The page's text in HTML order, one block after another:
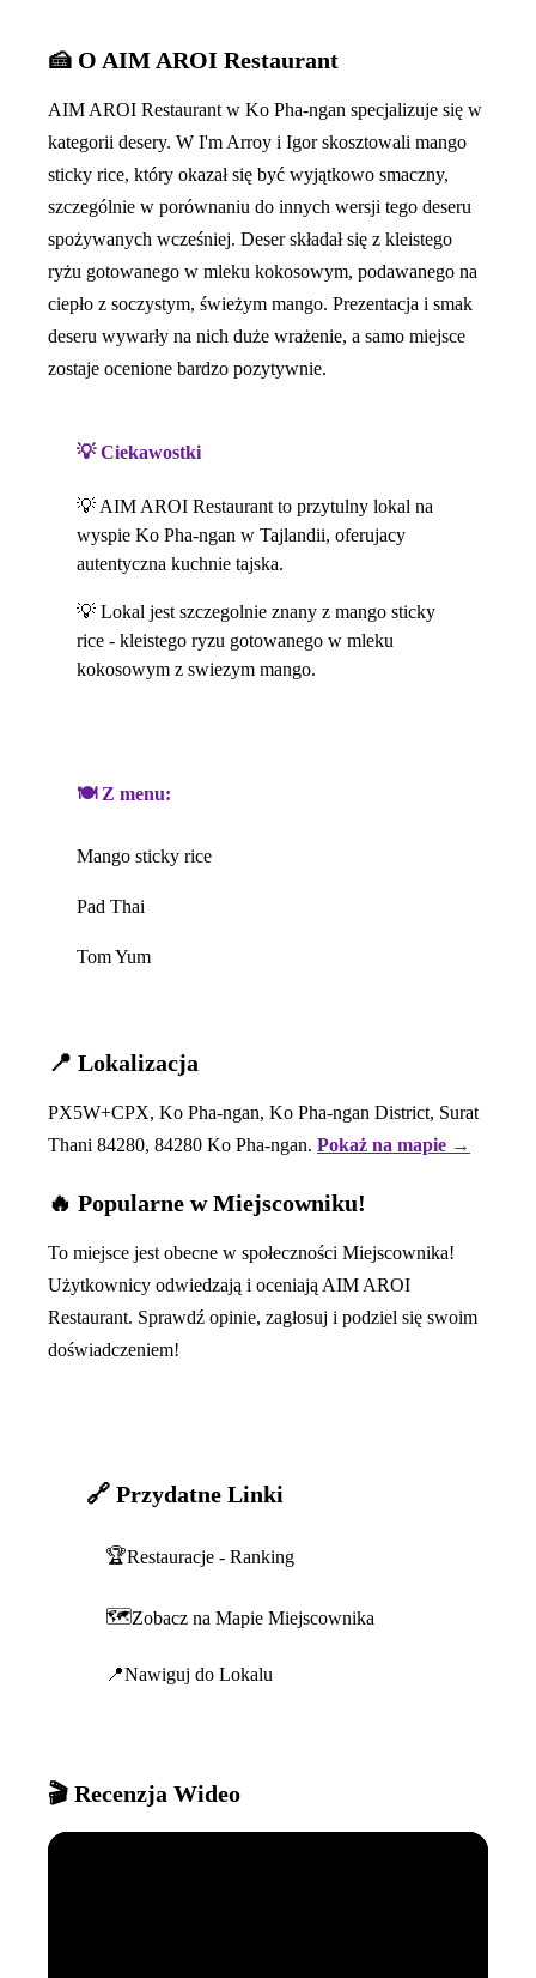
🍰 O AIM AROI Restaurant
AIM AROI Restaurant w Ko Pha-ngan specjalizuje się w
kategorii desery. W I'm Arroy i Igor skosztowali mango
sticky rice, który okazał się być wyjątkowo smaczny,
szczególnie w porównaniu do innych wersji tego deseru
spożywanych wcześniej. Deser składał się z kleistego
ryżu gotowanego w mleku kokosowym, podawanego na
ciepło z soczystym, świeżym mango. Prezentacja i smak
deseru wywarły na nich duże wrażenie, a samo miejsce
zostaje ocenione bardzo pozytywnie.
💡 Ciekawostki
AIM AROI Restaurant to przytulny lokal na
wyspie Ko Pha-ngan w Tajlandii, oferujacy
autentyczna kuchnie tajska.
Lokal jest szczegolnie znany z mango sticky
rice - kleistego ryzu gotowanego w mleku
kokosowym z swiezym mango.
🍽️ Z menu:
Mango sticky rice
Pad Thai
Tom Yum
📍 Lokalizacja
PX5W+CPX, Ko Pha-ngan, Ko Pha-ngan District, Surat
Thani 84280, 84280 Ko Pha-ngan. Pokaż na mapie →
🔥 Popularne w Miejscowniku!
To miejsce jest obecne w społeczności Miejscownika!
Użytkownicy odwiedzają i oceniają AIM AROI
Restaurant. Sprawdź opinie, zagłosuj i podziel się swoim
doświadczeniem!
🔗 Przydatne Linki
🏆Restauracje - Ranking
🗺️Zobacz na Mapie Miejscownika
📍Nawiguj do Lokalu
🎬 Recenzja Wideo